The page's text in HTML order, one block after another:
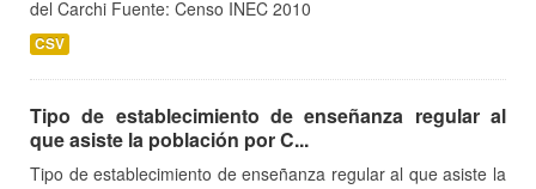
del Carchi Fuente: Censo INEC 2010
CSV
Tipo de establecimiento de enseñanza regular al
que asiste la población por C...
Tipo de establecimiento de enseñanza regular al que asiste la